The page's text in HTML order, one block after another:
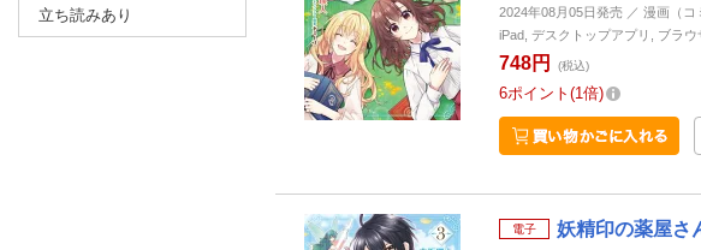
立ち読みあり
2024年08月05日発売 ／ 漫画（コ
iPad, デスクトップアプリ, ブラウ
748円 (税込)
6ポイント 1倍
電子 妖精印の薬屋